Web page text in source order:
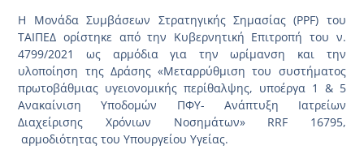
Η Μονάδα Συμβάσεων Στρατηγικής Σημασίας (PPF) του
ΤΑΙΠΕΔ ορίστηκε από την Κυβερνητική Επιτροπή του ν.
4799/2021 ως αρμόδια για την ωρίμανση και την
υλοποίηση της Δράσης «Μεταρρύθμιση του συστήματος
πρωτοβάθμιας υγειονομικής περίθαλψης, υποέργα 1 & 5
Ανακαίνιση Υποδομών ΠΦΥ- Ανάπτυξη Ιατρείων
Διαχείρισης Χρόνιων Νοσημάτων» RRF 16795,
αρμοδιότητας του Υπουργείου Υγείας.